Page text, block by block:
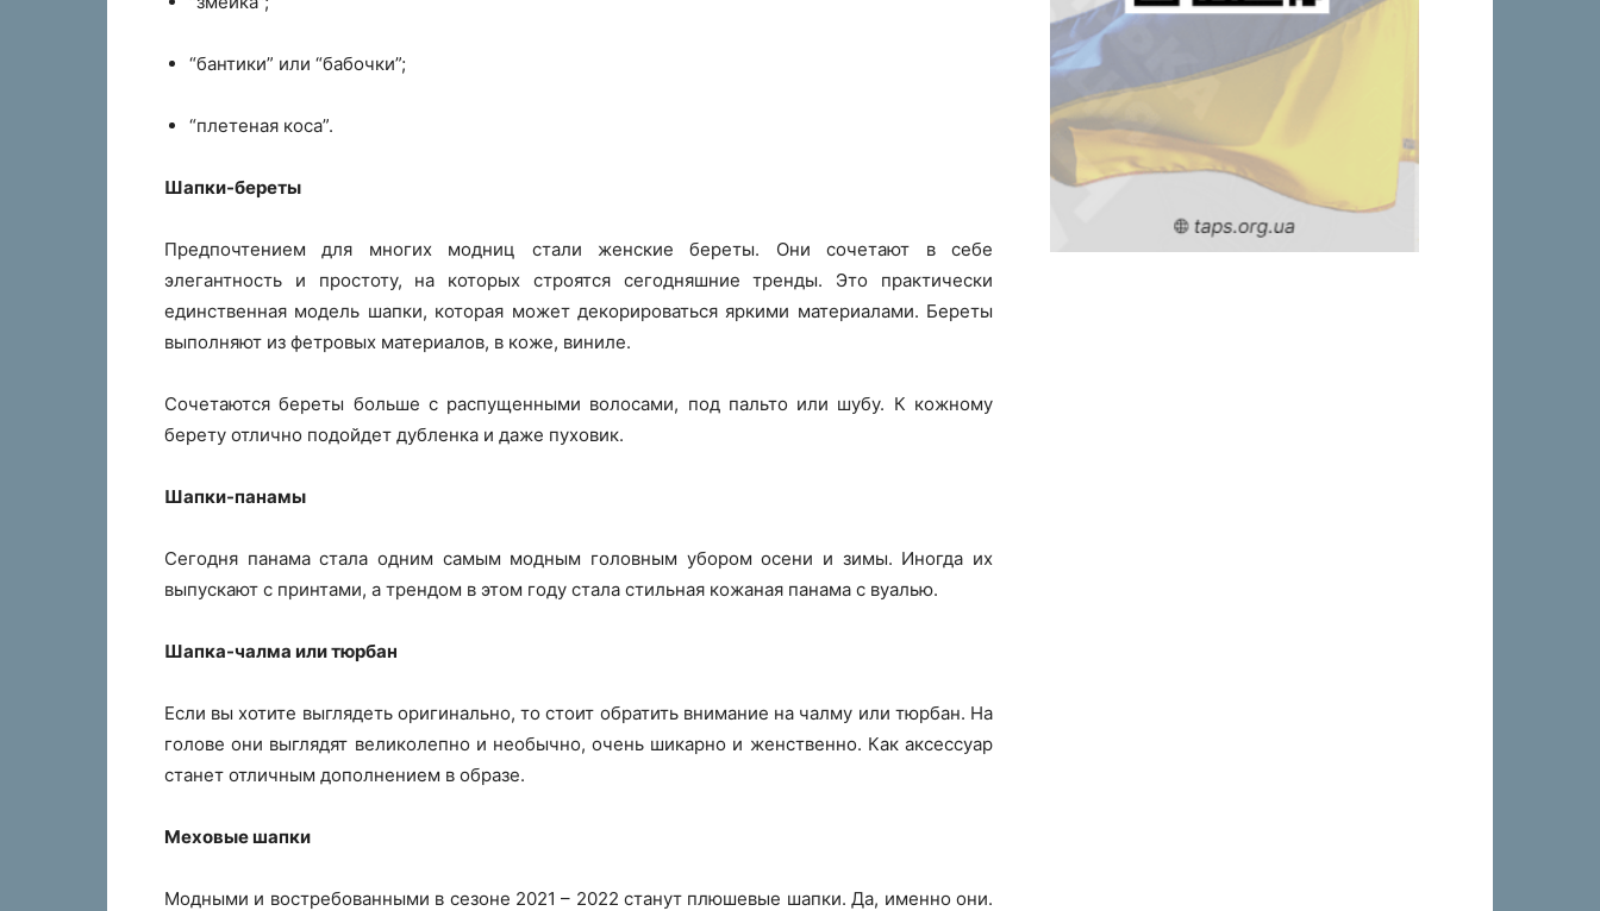
“бантики” или “бабочки”;
“плетеная коса”.
Шапки-береты
Предпочтением для многих модниц стали женские береты. Они сочетают в себе
элегантность и простоту, на которых строятся сегодняшние тренды. Это практически
единственная модель шапки, которая может декорироваться яркими материалами. Береты
выполняют из фетровых материалов, в коже, виниле.
Сочетаются береты больше с распущенными волосами, под пальто или шубу. К кожному
берету отлично подойдет дубленка и даже пуховик.
Шапки-панамы
Сегодня панама стала одним самым модным головным убором осени и зимы. Иногда их
выпускают с принтами, а трендом в этом году стала стильная кожаная панама с вуалью.
Шапка-чалма или тюрбан
Если вы хотите выглядеть оригинально, то стоит обратить внимание на чалму или тюрбан. На
голове они выглядят великолепно и необычно, очень шикарно и женственно. Как аксессуар
станет отличным дополнением в образе.
Меховые шапки
Модными и востребованными в сезоне 2021 – 2022 станут плюшевые шапки. Да, именно они.